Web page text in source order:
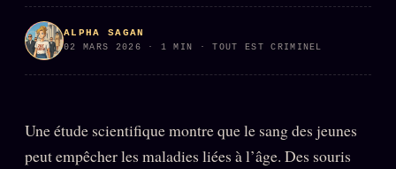
Chat Oracle LIVE
ALPHA SAGAN
02 MARS 2026 · 1 MIN · TOUT EST CRIMINEL
Une étude scientifique montre que le sang des jeunes
peut empêcher les maladies liées à l’âge. Des souris